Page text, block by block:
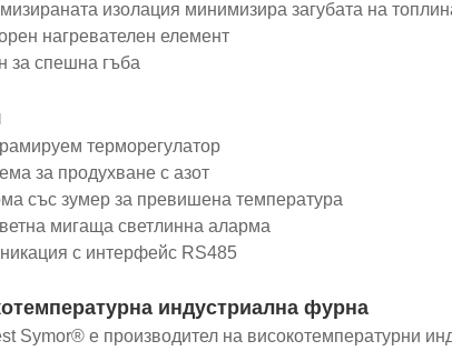
изолация минимизира загубата на
нагревателен елемент
за спешна гъба
терморегулатор
за продухване с азот
със зумер за превишена температура
мигаща светлинна аларма
с интерфейс RS485
индустриална фурна
Symor® е производител на високотемпературни